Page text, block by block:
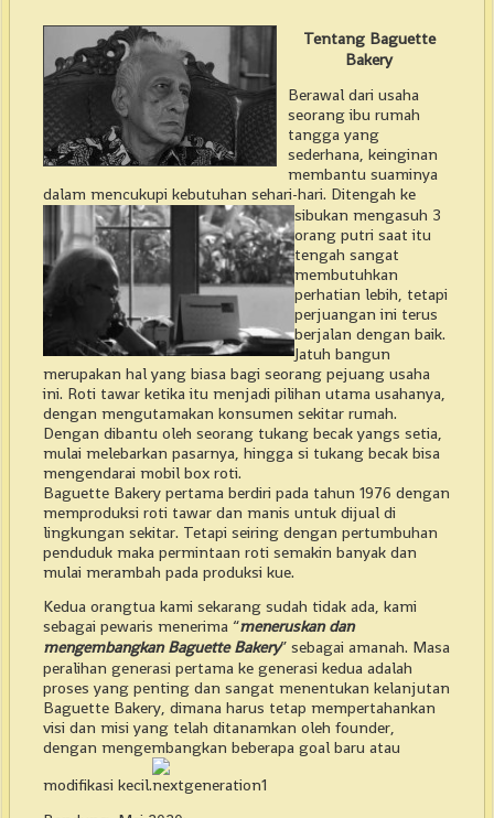
Tentang Baguette
Bakery
Berawal dari usaha
seorang ibu rumah
tangga yang
sederhana, keinginan
membantu suaminya
dalam mencukupi kebutuhan sehari-hari. Ditengah ke
sibukan mengasuh 3
orang putri saat itu
tengah sangat
membutuhkan
perhatian lebih, tetapi
perjuangan ini terus
berjalan dengan baik.
Jatuh bangun
merupakan hal yang biasa bagi seorang pejuang usaha
ini. Roti tawar ketika itu menjadi pilihan utama usahanya,
dengan mengutamakan konsumen sekitar rumah.
Dengan dibantu oleh seorang tukang becak yangs setia,
mulai melebarkan pasarnya, hingga si tukang becak bisa
mengendarai mobil box roti.
Baguette Bakery pertama berdiri pada tahun 1976 dengan
memproduksi roti tawar dan manis untuk dijual di
lingkungan sekitar. Tetapi seiring dengan pertumbuhan
penduduk maka permintaan roti semakin banyak dan
mulai merambah pada produksi kue.
Kedua orangtua kami sekarang sudah tidak ada, kami
sebagai pewaris menerima “meneruskan dan
mengembangkan Baguette Bakery” sebagai amanah. Masa
peralihan generasi pertama ke generasi kedua adalah
proses yang penting dan sangat menentukan kelanjutan
Baguette Bakery, dimana harus tetap mempertahankan
visi dan misi yang telah ditanamkan oleh founder,
dengan mengembangkan beberapa goal baru atau
modifikasi kecil.